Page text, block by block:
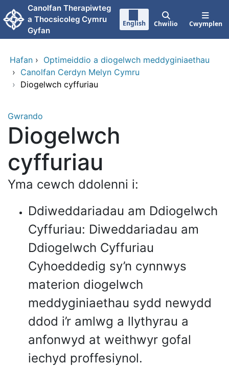
Neidio i'r prif gynnwy
Canolfan Therapiwteg
a Thocsicoleg Cymru
Gyfan
English Chwilio Cwymplen
Hafan › Optimeiddio a diogelwch meddyginiaethau
› Canolfan Cerdyn Melyn Cymru
› Diogelwch cyffuriau
Gwrando
Diogelwch
cyffuriau
Yma cewch ddolenni i:
Ddiweddariadau am Ddiogelwch
Cyffuriau: Diweddariadau am
Ddiogelwch Cyffuriau
Cyhoeddedig sy’n cynnwys
materion diogelwch
meddyginiaethau sydd newydd
ddod i’r amlwg a llythyrau a
anfonwyd at weithwyr gofal
iechyd proffesiynol.